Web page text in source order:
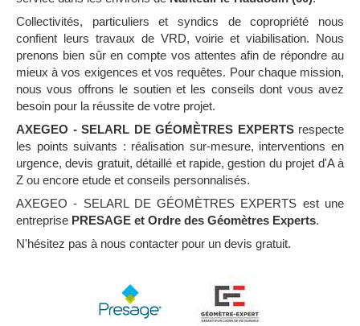
Collectivités, particuliers et syndics de copropriété nous
confient leurs travaux de VRD, voirie et viabilisation. Nous
prenons bien sûr en compte vos attentes afin de répondre au
mieux à vos exigences et vos requêtes. Pour chaque mission,
nous vous offrons le soutien et les conseils dont vous avez
besoin pour la réussite de votre projet.
AXEGEO - SELARL DE GÉOMÈTRES EXPERTSrespecte
les points suivants : réalisation sur-mesure, interventions en
urgence, devis gratuit, détaillé et rapide, gestion du projet d'A à
Z ou encore etude et conseils personnalisés.
AXEGEO - SELARL DE GÉOMÈTRES EXPERTS est une
entreprise PRESAGE et Ordre des Géomètres Experts.
N'hésitez pas à nous contacter pour un devis gratuit.